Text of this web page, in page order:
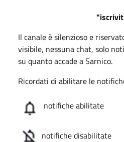
Il canale è silenzioso e
visibile, nessuna chat, solo
su quanto accade a Sarnico.
Ricordati di abilitare le
notifiche abilitate
notifiche disabilitate